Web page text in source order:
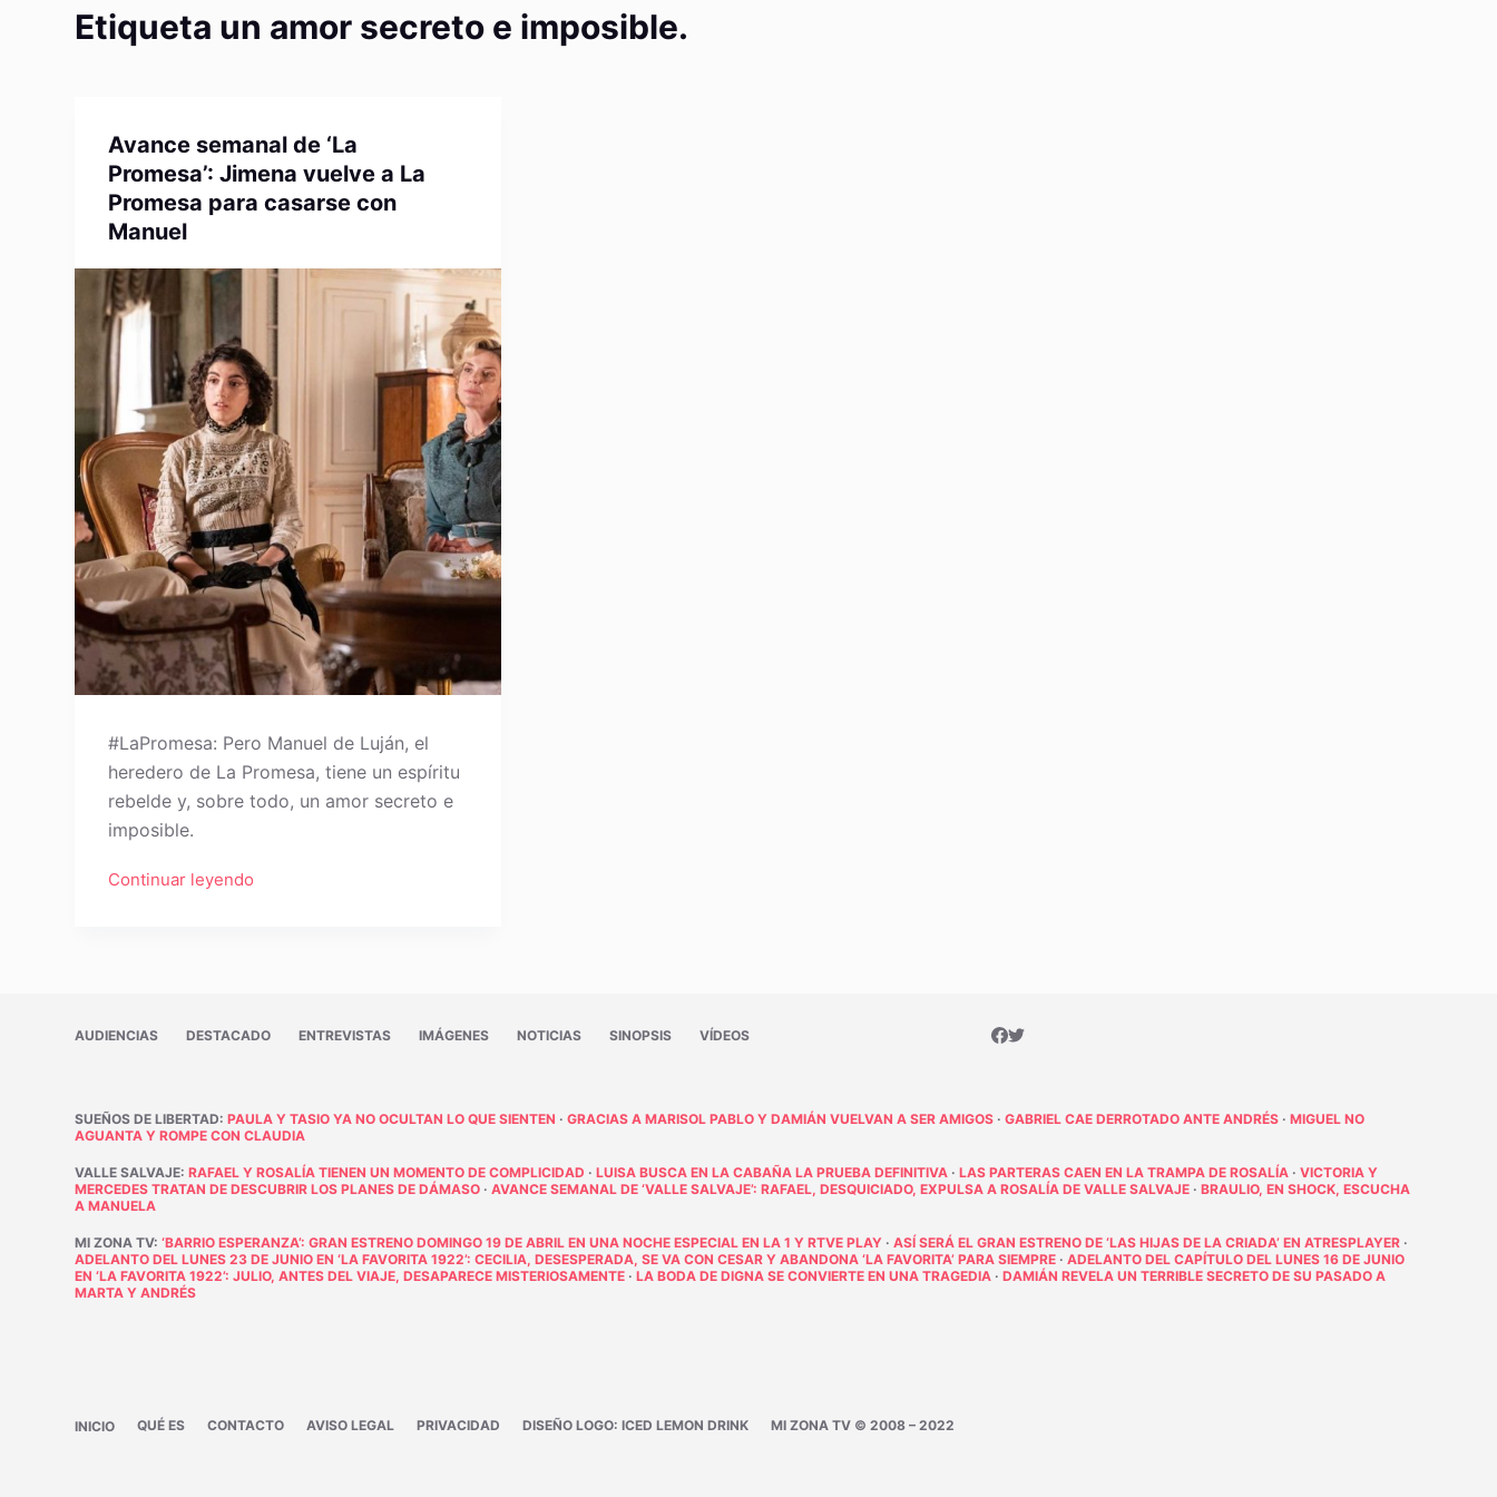
Etiqueta un amor secreto e imposible.
Avance semanal de ‘La
Promesa’: Jimena vuelve a La
Promesa para casarse con
Manuel
#LaPromesa: Pero Manuel de Luján, el
heredero de La Promesa, tiene un espíritu
rebelde y, sobre todo, un amor secreto e
imposible.
Continuar leyendo
AUDIENCIAS DESTACADO ENTREVISTAS IMÁGENES NOTICIAS SINOPSIS VÍDEOS
SUEÑOS DE LIBERTAD:PAULA Y TASIO YA NO OCULTAN LO QUE SIENTEN ·GRACIAS A MARISOL PABLO Y DAMIÁN VUELVAN A SER AMIGOS ·GABRIEL CAE DERROTADO ANTE ANDRÉS ·MIGUEL NO
AGUANTA Y ROMPE CON CLAUDIA
VALLE SALVAJE:RAFAEL Y ROSALÍA TIENEN UN MOMENTO DE COMPLICIDAD ·LUISA BUSCA EN LA CABAÑA LA PRUEBA DEFINITIVA ·LAS PARTERAS CAEN EN LA TRAMPA DE ROSALÍA ·VICTORIA Y
MERCEDES TRATAN DE DESCUBRIR LOS PLANES DE DÁMASO ·AVANCE SEMANAL DE ‘VALLE SALVAJE’: RAFAEL, DESQUICIADO, EXPULSA A ROSALÍA DE VALLE SALVAJE ·BRAULIO, EN SHOCK, ESCUCHA
A MANUELA
MI ZONA TV:‘BARRIO ESPERANZA’: GRAN ESTRENO DOMINGO 19 DE ABRIL EN UNA NOCHE ESPECIAL EN LA 1 Y RTVE PLAY ·ASÍ SERÁ EL GRAN ESTRENO DE ‘LAS HIJAS DE LA CRIADA’ EN ATRESPLAYER ·
ADELANTO DEL LUNES 23 DE JUNIO EN ‘LA FAVORITA 1922’: CECILIA, DESESPERADA, SE VA CON CESAR Y ABANDONA ‘LA FAVORITA’ PARA SIEMPRE ·ADELANTO DEL CAPÍTULO DEL LUNES 16 DE JUNIO
EN ‘LA FAVORITA 1922’: JULIO, ANTES DEL VIAJE, DESAPARECE MISTERIOSAMENTE ·LA BODA DE DIGNA SE CONVIERTE EN UNA TRAGEDIA ·DAMIÁN REVELA UN TERRIBLE SECRETO DE SU PASADO A
MARTA Y ANDRÉS
INICIO QUÉ ES CONTACTO AVISO LEGAL PRIVACIDAD DISEÑO LOGO: ICED LEMON DRINK MI ZONA TV © 2008 – 2022